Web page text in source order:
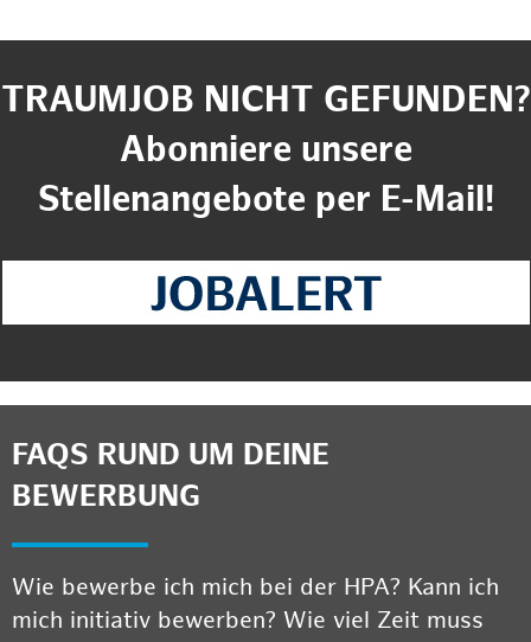
TRAUMJOB NICHT GEFUNDEN?
Abonniere unsere
Stellenangebote per E-Mail!
FAQS RUND UM DEINE
BEWERBUNG
Wie bewerbe ich mich bei der HPA? Kann ich
mich initiativ bewerben? Wie viel Zeit muss